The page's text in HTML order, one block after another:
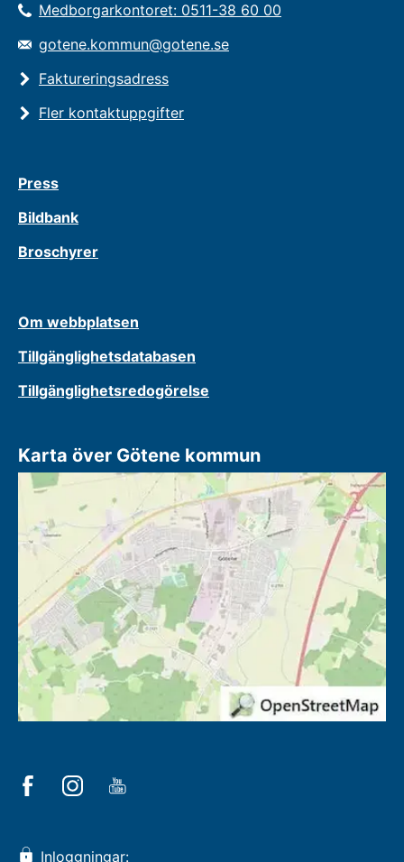
Medborgarkontoret: 0511-38 60 00
gotene.kommun@gotene.se
Faktureringsadress
Fler kontaktuppgifter
Press
Bildbank
Broschyrer
Om webbplatsen
Tillgänglighetsdatabasen
Tillgänglighetsredogörelse
Karta över Götene kommun
Inloggningar: